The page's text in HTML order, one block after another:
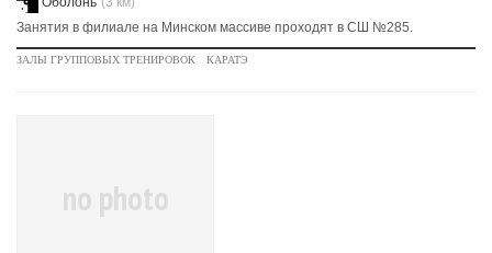
Занятия в филиале на Минском массиве проходят в СШ №285.
ЗАЛЫ ГРУППОВЫХ ТРЕНИРОВОК КАРАТЭ
no photo